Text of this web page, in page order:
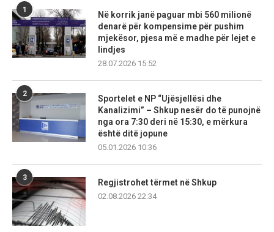
1
Në korrik janë paguar mbi 560 milionë
denarë për kompensime për pushim
mjekësor, pjesa më e madhe për lejet e
lindjes
28.07.2026 15:52
2
Sportelet e NP “Ujësjellësi dhe
Kanalizimi” – Shkup nesër do të punojnë
nga ora 7:30 deri në 15:30, e mërkura
është ditë jopune
05.01.2026 10:36
3
Regjistrohet tërmet në Shkup
02.08.2026 22:34